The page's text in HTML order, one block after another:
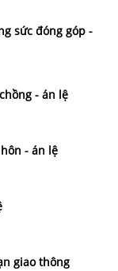
sức đóng góp -
- án lệ
- án lệ
giao thông